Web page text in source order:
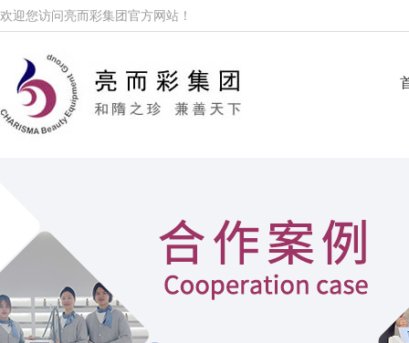
欢迎您访问亮而彩集团官方网站！